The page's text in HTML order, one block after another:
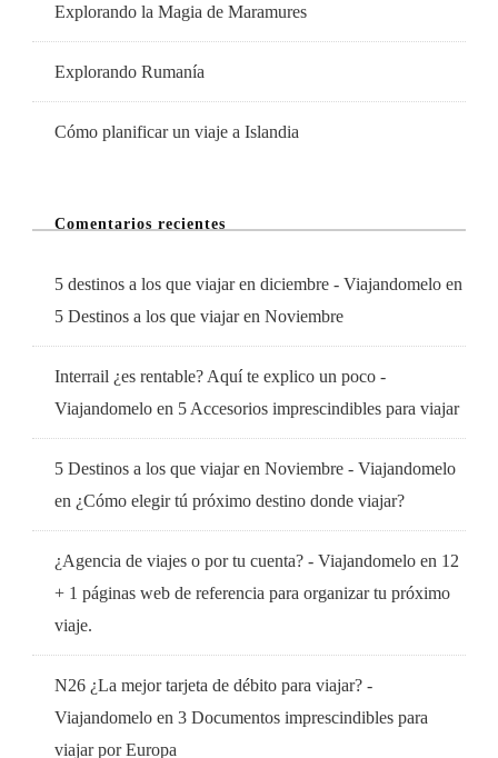
Explorando la Magia de Maramures
Explorando Rumanía
Cómo planificar un viaje a Islandia
Comentarios recientes
5 destinos a los que viajar en diciembre - Viajandomelo en
5 Destinos a los que viajar en Noviembre
Interrail ¿es rentable? Aquí te explico un poco -
Viajandomelo en 5 Accesorios imprescindibles para viajar
5 Destinos a los que viajar en Noviembre - Viajandomelo
en ¿Cómo elegir tú próximo destino donde viajar?
¿Agencia de viajes o por tu cuenta? - Viajandomelo en 12
+ 1 páginas web de referencia para organizar tu próximo
viaje.
N26 ¿La mejor tarjeta de débito para viajar? -
Viajandomelo en 3 Documentos imprescindibles para
viajar por Europa